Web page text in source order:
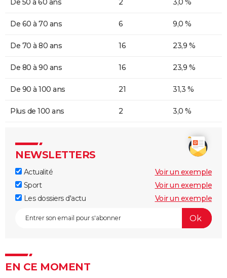
De 50 à 60 ans 2 3,0 %
De 60 à 70 ans 6 9,0 %
De 70 à 80 ans 16 23,9 %
De 80 à 90 ans 16 23,9 %
De 90 à 100 ans 21 31,3 %
Plus de 100 ans 2 3,0 %
NEWSLETTERS
Actualité
Voir un exemple
Sport
Voir un exemple
Les dossiers d'actu
Voir un exemple
EN CE MOMENT